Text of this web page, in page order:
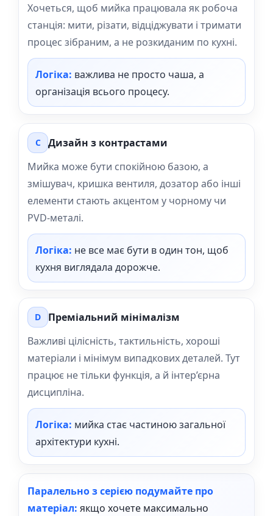
Хочеться, щоб мийка працювала як робоча
станція: мити, різати, відціджувати і тримати
процес зібраним, а не розкиданим по кухні.
Логіка: важлива не просто чаша, а
організація всього процесу.
C
Дизайн з контрастами
Мийка може бути спокійною базою, а
змішувач, кришка вентиля, дозатор або інші
елементи стають акцентом у чорному чи
PVD-металі.
Логіка: не все має бути в один тон, щоб
кухня виглядала дорожче.
D
Преміальний мінімалізм
Важливі цілісність, тактильність, хороші
матеріали і мінімум випадкових деталей. Тут
працює не тільки функція, а й інтер’єрна
дисципліна.
Логіка: мийка стає частиною загальної
архітектури кухні.
Паралельно з серією подумайте про
матеріал: якщо хочете максимально